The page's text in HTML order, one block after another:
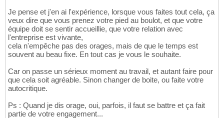
Je pense et j'en ai l'expérience, lorsque vous faites tout cela, ça
veux dire que vous prenez votre pied au boulot, et que votre
équipe doit se sentir accueillie, que votre relation avec
l'entreprise est vivante,
cela n'empêche pas des orages, mais de que le temps est
souvent au beau fixe. En tout cas je vous le souhaite.
Car on passe un sérieux moment au travail, et autant faire pour
que cela soit agréable. Sinon changer de boite, ou faite votre
autocritique.
Ps : Quand je dis orage, oui, parfois, il faut se battre et ça fait
partie de votre engagement...